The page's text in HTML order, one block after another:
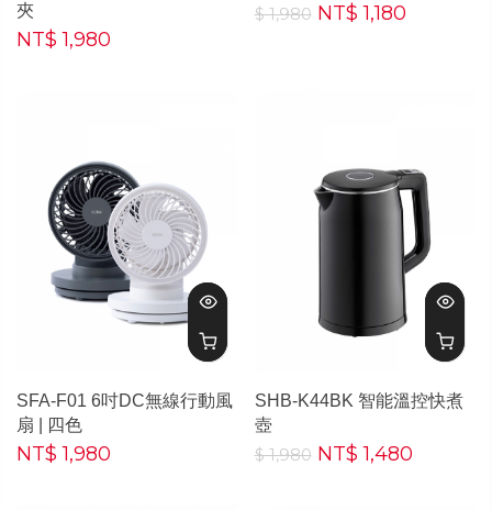
夾
NT$ 1,980
$ 1,980 NT$ 1,180
SFA-F01 6吋DC無線行動風
扇 | 四色
NT$ 1,980
SHB-K44BK 智能溫控快煮
壺
$ 1,980 NT$ 1,480